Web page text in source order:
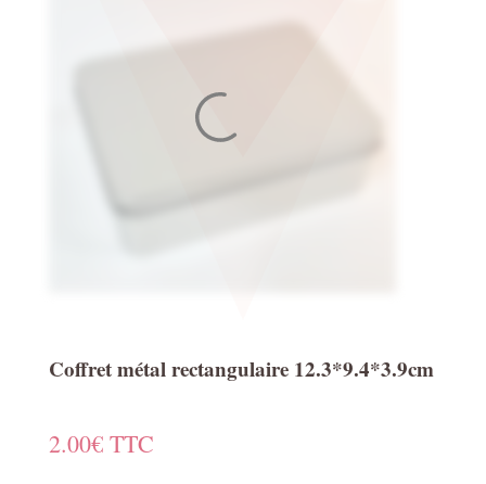
Coffret métal rectangulaire 12.3*9.4*3.9cm
2.00€ TTC